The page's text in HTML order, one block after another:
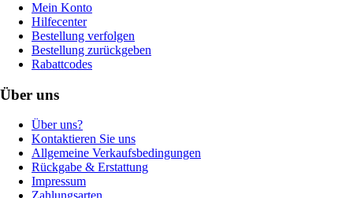
Mein Konto
Hilfecenter
Bestellung verfolgen
Bestellung zurückgeben
Rabattcodes
Über uns
Über uns?
Kontaktieren Sie uns
Allgemeine Verkaufsbedingungen
Rückgabe & Erstattung
Impressum